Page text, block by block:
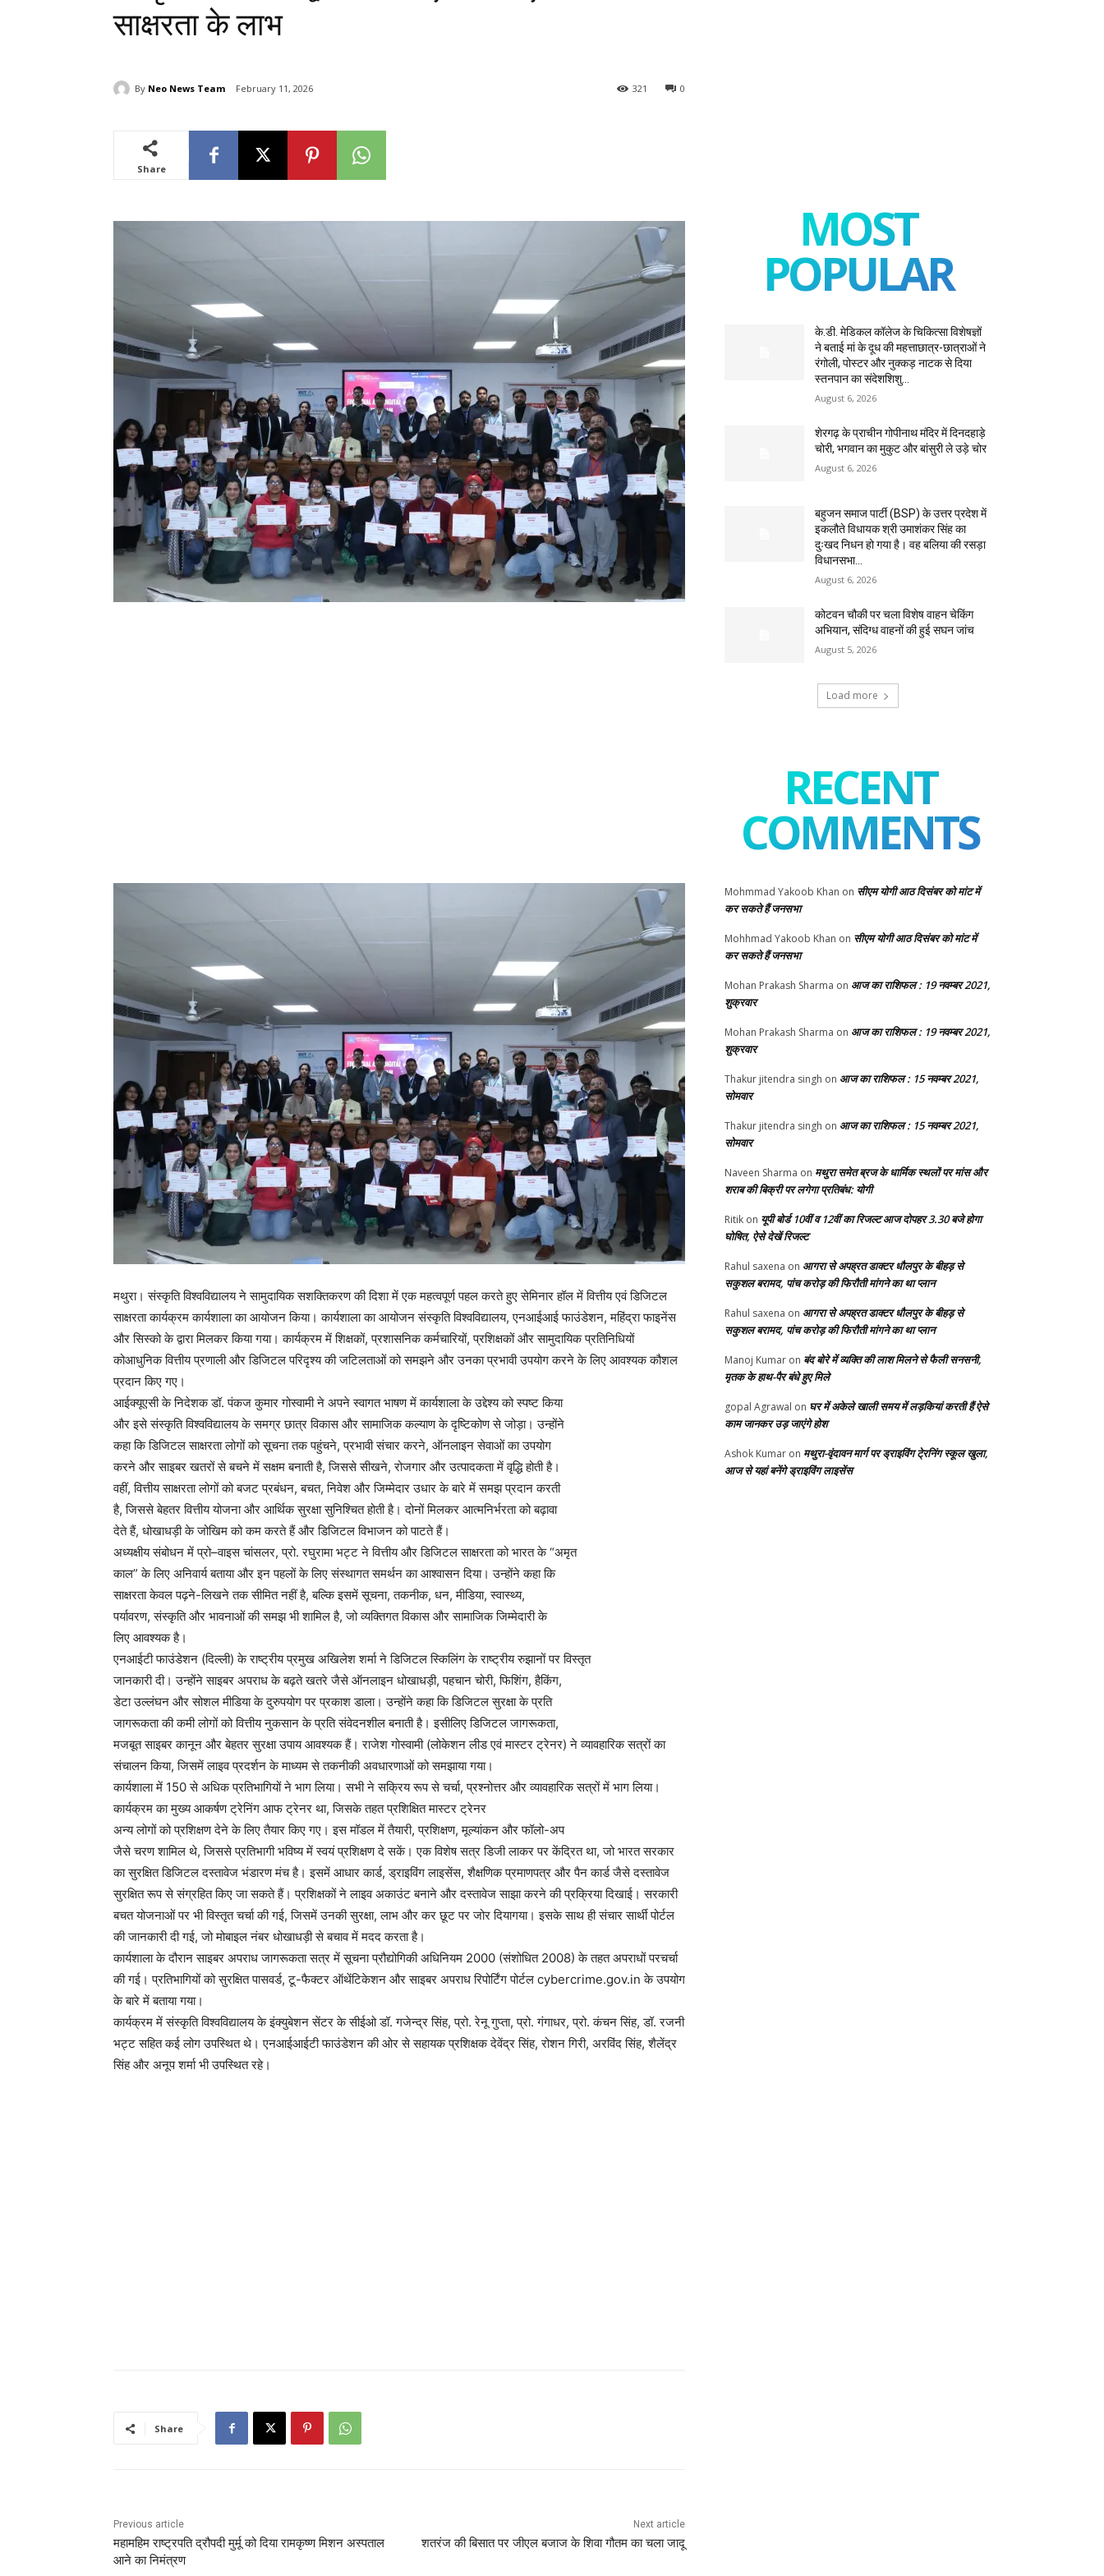
साक्षरता के लाभ
By Neo News Team February 11, 2026 0
321
Share
मथुरा। संस्कृति विश्वविद्यालय ने सामुदायिक सशक्तिकरण की दिशा में एक महत्वपूर्ण पहल करते हुए सेमिनार हॉल में वित्तीय एवं डिजिटल
साक्षरता कार्यक्रम कार्यशाला का आयोजन किया। कार्यशाला का आयोजन संस्कृति विश्वविद्यालय, एनआईआई फाउंडेशन, महिंद्रा फाइनेंस
और सिस्को के द्वारा मिलकर किया गया। कार्यक्रम में शिक्षकों, प्रशासनिक कर्मचारियों, प्रशिक्षकों और सामुदायिक प्रतिनिधियों
कोआधुनिक वित्तीय प्रणाली और डिजिटल परिदृश्य की जटिलताओं को समझने और उनका प्रभावी उपयोग करने के लिए आवश्यक कौशल
प्रदान किए गए।
आईक्यूएसी के निदेशक डॉ. पंकज कुमार गोस्वामी ने अपने स्वागत भाषण में कार्यशाला के उद्देश्य को स्पष्ट किया
और इसे संस्कृति विश्वविद्यालय के समग्र छात्र विकास और सामाजिक कल्याण के दृष्टिकोण से जोड़ा। उन्होंने
कहा कि डिजिटल साक्षरता लोगों को सूचना तक पहुंचने, प्रभावी संचार करने, ऑनलाइन सेवाओं का उपयोग
करने और साइबर खतरों से बचने में सक्षम बनाती है, जिससे सीखने, रोजगार और उत्पादकता में वृद्धि होती है।
वहीं, वित्तीय साक्षरता लोगों को बजट प्रबंधन, बचत, निवेश और जिम्मेदार उधार के बारे में समझ प्रदान करती
है, जिससे बेहतर वित्तीय योजना और आर्थिक सुरक्षा सुनिश्चित होती है। दोनों मिलकर आत्मनिर्भरता को बढ़ावा
देते हैं, धोखाधड़ी के जोखिम को कम करते हैं और डिजिटल विभाजन को पाटते हैं।
अध्यक्षीय संबोधन में प्रो–वाइस चांसलर, प्रो. रघुरामा भट्ट ने वित्तीय और डिजिटल साक्षरता को भारत के “अमृत
काल” के लिए अनिवार्य बताया और इन पहलों के लिए संस्थागत समर्थन का आश्वासन दिया। उन्होंने कहा कि
साक्षरता केवल पढ़ने-लिखने तक सीमित नहीं है, बल्कि इसमें सूचना, तकनीक, धन, मीडिया, स्वास्थ्य,
पर्यावरण, संस्कृति और भावनाओं की समझ भी शामिल है, जो व्यक्तिगत विकास और सामाजिक जिम्मेदारी के
लिए आवश्यक है।
एनआईटी फाउंडेशन (दिल्ली) के राष्ट्रीय प्रमुख अखिलेश शर्मा ने डिजिटल स्किलिंग के राष्ट्रीय रुझानों पर विस्तृत
जानकारी दी। उन्होंने साइबर अपराध के बढ़ते खतरे जैसे ऑनलाइन धोखाधड़ी, पहचान चोरी, फिशिंग, हैकिंग,
डेटा उल्लंघन और सोशल मीडिया के दुरुपयोग पर प्रकाश डाला। उन्होंने कहा कि डिजिटल सुरक्षा के प्रति
जागरूकता की कमी लोगों को वित्तीय नुकसान के प्रति संवेदनशील बनाती है। इसीलिए डिजिटल जागरूकता,
मजबूत साइबर कानून और बेहतर सुरक्षा उपाय आवश्यक हैं। राजेश गोस्वामी (लोकेशन लीड एवं मास्टर ट्रेनर) ने व्यावहारिक सत्रों का
संचालन किया, जिसमें लाइव प्रदर्शन के माध्यम से तकनीकी अवधारणाओं को समझाया गया।
कार्यशाला में 150 से अधिक प्रतिभागियों ने भाग लिया। सभी ने सक्रिय रूप से चर्चा, प्रश्नोत्तर और व्यावहारिक सत्रों में भाग लिया।
कार्यक्रम का मुख्य आकर्षण ट्रेनिंग आफ ट्रेनर था, जिसके तहत प्रशिक्षित मास्टर ट्रेनर
अन्य लोगों को प्रशिक्षण देने के लिए तैयार किए गए। इस मॉडल में तैयारी, प्रशिक्षण, मूल्यांकन और फॉलो-अप
जैसे चरण शामिल थे, जिससे प्रतिभागी भविष्य में स्वयं प्रशिक्षण दे सकें। एक विशेष सत्र डिजी लाकर पर केंद्रित था, जो भारत सरकार
का सुरक्षित डिजिटल दस्तावेज भंडारण मंच है। इसमें आधार कार्ड, ड्राइविंग लाइसेंस, शैक्षणिक प्रमाणपत्र और पैन कार्ड जैसे दस्तावेज
सुरक्षित रूप से संग्रहित किए जा सकते हैं। प्रशिक्षकों ने लाइव अकाउंट बनाने और दस्तावेज साझा करने की प्रक्रिया दिखाई। सरकारी
बचत योजनाओं पर भी विस्तृत चर्चा की गई, जिसमें उनकी सुरक्षा, लाभ और कर छूट पर जोर दियागया। इसके साथ ही संचार सार्थी पोर्टल
की जानकारी दी गई, जो मोबाइल नंबर धोखाधड़ी से बचाव में मदद करता है।
कार्यशाला के दौरान साइबर अपराध जागरूकता सत्र में सूचना प्रौद्योगिकी अधिनियम 2000 (संशोधित 2008) के तहत अपराधों परचर्चा
की गई। प्रतिभागियों को सुरक्षित पासवर्ड, टू-फैक्टर ऑथेंटिकेशन और साइबर अपराध रिपोर्टिंग पोर्टल cybercrime.gov.in के उपयोग
के बारे में बताया गया।
कार्यक्रम में संस्कृति विश्वविद्यालय के इंक्युबेशन सेंटर के सीईओ डॉ. गजेन्द्र सिंह, प्रो. रेनू गुप्ता, प्रो. गंगाधर, प्रो. कंचन सिंह, डॉ. रजनी
भट्ट सहित कई लोग उपस्थित थे। एनआईआईटी फाउंडेशन की ओर से सहायक प्रशिक्षक देवेंद्र सिंह, रोशन गिरी, अरविंद सिंह, शैलेंद्र
सिंह और अनूप शर्मा भी उपस्थित रहे।
Share
Previous article
महामहिम राष्ट्रपति द्रौपदी मुर्मू को दिया रामकृष्ण मिशन अस्पताल
आने का निमंत्रण
Next article
शतरंज की बिसात पर जीएल बजाज के शिवा गौतम का चला जादू
MOST
POPULAR
के.डी. मेडिकल कॉलेज के चिकित्सा विशेषज्ञों
ने बताई मां के दूध की महत्ताछात्र-छात्राओं ने
रंगोली, पोस्टर और नुक्कड़ नाटक से दिया
स्तनपान का संदेशशिशु...
August 6, 2026
शेरगढ़ के प्राचीन गोपीनाथ मंदिर में दिनदहाड़े
चोरी, भगवान का मुकुट और बांसुरी ले उड़े चोर
August 6, 2026
बहुजन समाज पार्टी (BSP) के उत्तर प्रदेश में
इकलौते विधायक श्री उमाशंकर सिंह का
दुःखद निधन हो गया है। वह बलिया की रसड़ा
विधानसभा...
August 6, 2026
कोटवन चौकी पर चला विशेष वाहन चेकिंग
अभियान, संदिग्ध वाहनों की हुई सघन जांच
August 5, 2026
Load more
RECENT
COMMENTS
Mohmmad Yakoob Khan on सीएम योगी आठ दिसंबर को मांट में
कर सकते हैं जनसभा
Mohhmad Yakoob Khan on सीएम योगी आठ दिसंबर को मांट में
कर सकते हैं जनसभा
Mohan Prakash Sharma on आज का राशिफल : 19 नवम्बर 2021,
शुक्रवार
Mohan Prakash Sharma on आज का राशिफल : 19 नवम्बर 2021,
शुक्रवार
Thakur jitendra singh on आज का राशिफल : 15 नवम्बर 2021,
सोमवार
Thakur jitendra singh on आज का राशिफल : 15 नवम्बर 2021,
सोमवार
Naveen Sharma on मथुरा समेत ब्रज के धार्मिक स्थलों पर मांस और
शराब की बिक्री पर लगेगा प्रतिबंध: योगी
Ritik on यूपी बोर्ड 10वीं व 12वीं का रिजल्ट आज दोपहर 3.30 बजे होगा
घोषित, ऐसे देखें रिजल्ट
Rahul saxena on आगरा से अपह्रत डाक्टर धौलपुर के बीहड़ से
सकुशल बरामद, पांच करोड़ की फिरौती मांगने का था प्लान
Rahul saxena on आगरा से अपह्रत डाक्टर धौलपुर के बीहड़ से
सकुशल बरामद, पांच करोड़ की फिरौती मांगने का था प्लान
Manoj Kumar on बंद बोरे में व्यक्ति की लाश मिलने से फैली सनसनी,
मृतक के हाथ-पैर बंधे हुए मिले
gopal Agrawal on घर में अकेले खाली समय में लड़कियां करती हैं ऐसे
काम जानकर उड़ जाएंगे होश
Ashok Kumar on मथुरा-वृंदावन मार्ग पर ड्राइविंग टे्रनिंग स्कूल खुला,
आज से यहां बनेंगे ड्राइविंग लाइसेंस